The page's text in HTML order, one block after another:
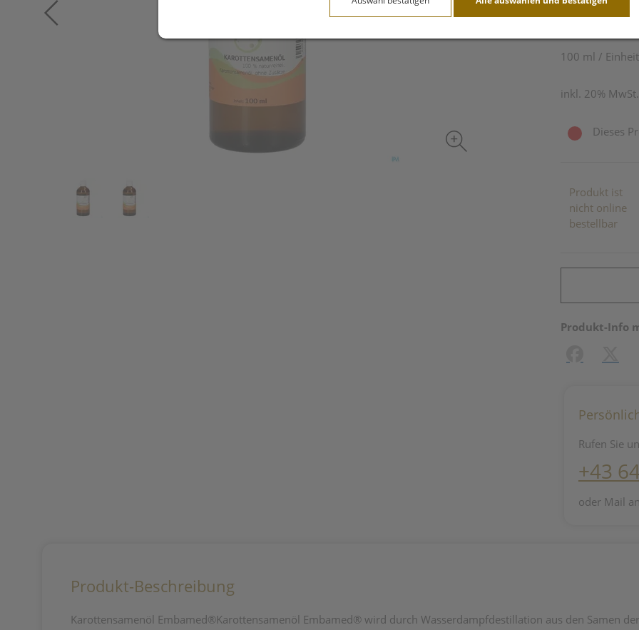
100 ml / Einheit
inkl. 20% MwSt.
Dieses
Produkt ist
nicht online
bestellbar
Produkt-Info
Rufen Sie
+43
oder Mail
Produkt-Beschreibung
Karottensamenöl Embamed®Karottensamenöl Embamed® wird durch Wasserdampfdestillation aus den Samen